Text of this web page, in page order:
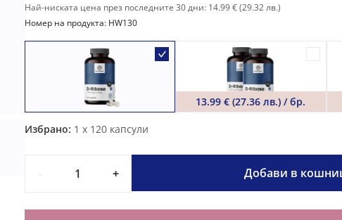
Най-ниската цена през последните 30 дни: 14.99 €(29.32 лв.)
Номер на продукта: HW130
13.99 € (27.36 лв.) / бр.
Избрано: 1 x 120 капсули
+ Добави в